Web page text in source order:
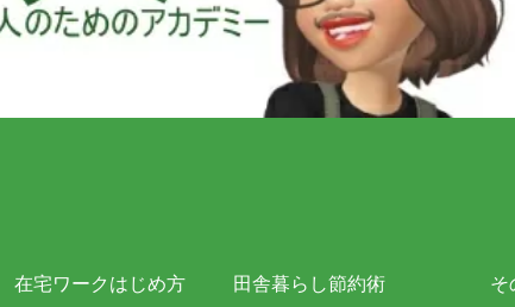
在宅ワークはじめ方 田舎暮らし節約術 そ